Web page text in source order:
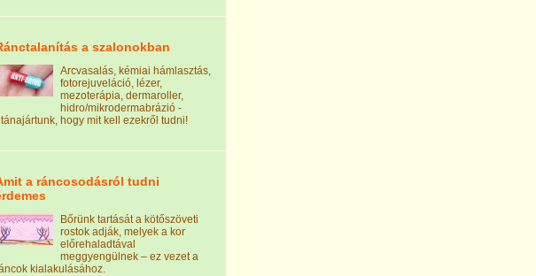
a szalonokban
Arcvasalás, kémiai hámlasztás,
fotorejuveláció, lézer,
mezoterápia, dermaroller,
hidro/mikrodermabrázió -
hogy mit kell ezekről tudni!
a ráncosodásról tudni
Bőrünk tartását a kötőszöveti
rostok adják, melyek a kor
előrehaladtával
meggyengülnek – ez vezet a
kialakulásához.